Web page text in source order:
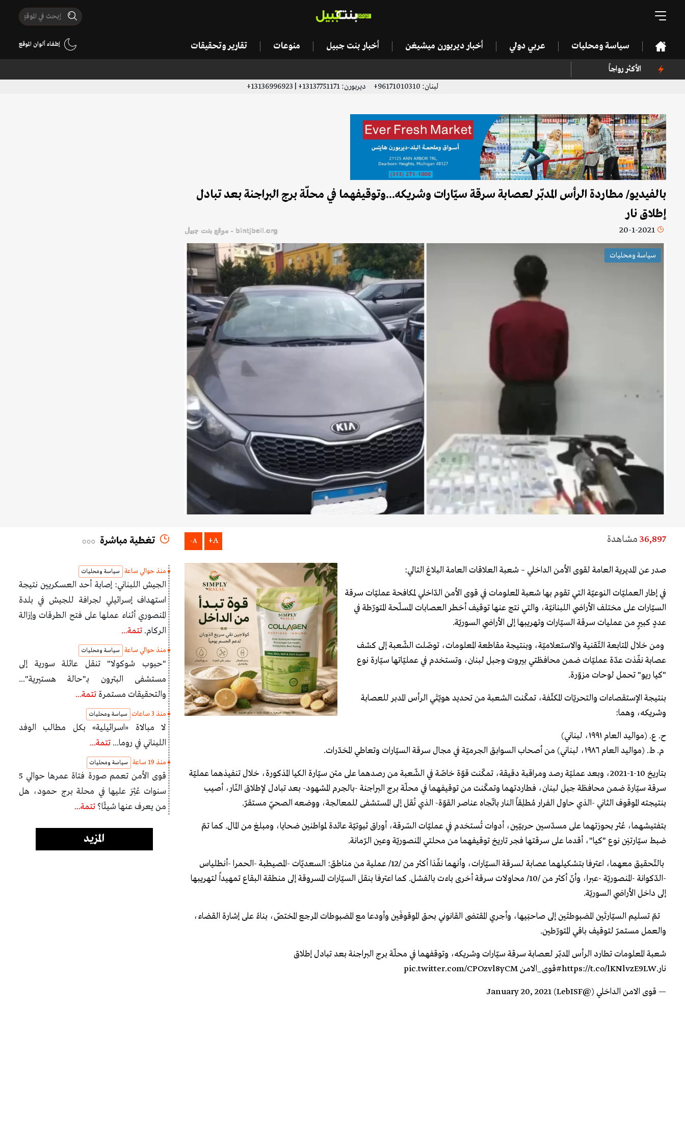
سياسة ومحليات عربي دولي أخبار ديربورن ميشيغن أخبار بنت جبيل منوعات تقارير وتحقيقات إطفاء ألوان الموقع
الأكثر رواجاً
لبنان: 96171010310+ ديربورن: 13137751171+ | 13136996923+
بالفيديو/ مطاردة الرأس المدبّر لعصابة سرقة سيّارات وشريكه...وتوقيفهما في محلّة برج البراجنة بعد تبادل
إطلاق نار
20-1-2021 bintjbeil.org - موقع بنت جبيل
سياسة ومحليات
36,897 مشاهدة A+
A-
صدر عن المديرية العامة لقوى الأمن الداخلي – شعبة العلاقات العامة البلاغ التالي:
في إطار العمليّات النوعيّة التي تقوم بها شعبة المعلومات في قوى الأمن الدّاخلي لمكافحة عمليّات سرقة
السيّارات على مختلف الأراضي اللبنانيّة، والتي نتج عنها توقيف أخطر العصابات المسلّحة المتورّطة في
عددٍ كبيرٍ من عمليات سرقة السيّارات وتهريبها إلى الأراضي السوريّة.
ومن خلال المتابعة التّقنية والاستعلاميّة، وبنتيجة مقاطعة المعلومات، توصّلت الشّعبة إلى كشف
عصابة نفّذت عدّة عمليّات ضمن محافظتي بيروت وجبل لبنان، وتستخدم في عمليّاتها سيّارة نوع
"كيا ريو" تحمل لوحات مزوّرة.
بنتيجة الإستقصاءات والتحريّات المكثّفة، تمكّنت الشعبة من تحديد هويّتَي الرأس المدبر للعصابة
وشريكه، وهما:
ح. ع. (مواليد العام ۱۹۹۱، لبناني)
م. ط. (مواليد العام ۱۹۸٦، لبناني) من أصحاب السوابق الجرميّة في مجال سرقة السيّارات وتعاطي المخدّرات.
بتاريخ 10-1-2021، وبعد عمليّة رصد ومراقبة دقيقة، تمكّنت قوّة خاصّة في الشّعبة من رصدهما على متن سيّارة الكيا المذكورة، خلال تنفيذهما عمليّة
سرقة سيّارة ضمن محافظة جبل لبنان، فطاردتهما وتمكّنت من توقيفهما في محلّة برج البراجنة -بالجرم المشهود- بعد تبادل لإطلاق النّار، أصيب
بنتيجته الموقوف الثاني -الذي حاول الفرار مُطلِقاً النار باتّجاه عناصر القوّة- الذي نُقل إلى المستشفى للمعالجة، ووضعه الصحيّ مستقرّ.
بتفتيشهما، عُثر بحوزتهما على مسدّسين حربيّين، أدوات تُستخدم في عمليّات السّرقة، أوراق ثبوتيّة عائدة لمواطنين ضحايا، ومبلغ من المال. كما تمّ
ضبط سيّارتيَن نوع "كيا"، أقدما على سرقتها فجر تاريخ توقيفهما من محلتي المنصوريّة وعين الرّمانة.
بالتّحقيق معهما، اعترفا بتشكيلهما عصابة لسرقة السيّارات، وأنهما نفّذا أكثر من /12/ عملية من مناطق: السعديّات -المصيطبة -الحمرا -أنطلياس
-الدّكوانة -المنصوريّة -عبرا، وأنّ أكثر من /10/ محاولات سرقة أخرى باءت بالفشل. كما اعترفا بنقل السيّارات المسروقة إلى منطقة البقاع تمهيداً لتهريبها
إلى داخل الأراضي السوريّة.
تمّ تسليم السيّارتَين المضبوطتَين إلى صاحبَيها، وأجري المقتضى القانوني بحق الموقوفَين وأودعا مع المضبوطات المرجع المختصّ، بناءً على إشارة القضاء،
والعمل مستمرّ لتوقيف باقي المتورّطين.
شعبة المعلومات تطارد الرأس المدبّر لعصابة سرقة سيّارات وشريكه، وتوقفهما في محلّة برج البراجنة بعد تبادل إطلاق
نار.https://t.co/lKNlvzE9LW#قوى_الامنpic.twitter.com/CPOzvl8yCM
— قوى الامن الداخلي (@LebISF) January 20, 2021
تغطية مباشرة
منذ حوالي ساعة سياسة ومحليات
الجيش اللبناني: إصابة أحد العسكريين نتيجة
استهداف إسرائيلي لجرافة للجيش في بلدة
المنصوري أثناء عملها على فتح الطرقات وإزالة
الركام. تتمة...
منذ حوالي ساعة سياسة ومحليات
"حبوب شوكولا" تنقل عائلة سورية إلى
مستشفى البترون بـ"حالة هستيرية"...
والتحقيقات مستمرة تتمة...
منذ 3 ساعات سياسة ومحليات
لا مبالاة «اسرائيلية» بكل مطالب الوفد
اللبناني في روما... تتمة...
منذ 19 ساعة سياسة ومحليات
قوى الأمن تعمم صورة فتاة عمرها حوالي 5
سنوات عُثِرَ عليها في محلة برج حمود، هل
من يعرف عنها شيئًا؟ تتمة...
المزيد